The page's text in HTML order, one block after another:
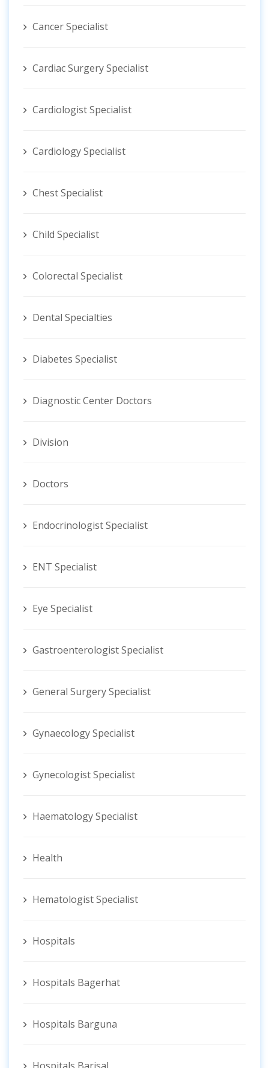
Cancer Specialist
Cardiac Surgery Specialist
Cardiologist Specialist
Cardiology Specialist
Chest Specialist
Child Specialist
Colorectal Specialist
Dental Specialties
Diabetes Specialist
Diagnostic Center Doctors
Division
Doctors
Endocrinologist Specialist
ENT Specialist
Eye Specialist
Gastroenterologist Specialist
General Surgery Specialist
Gynaecology Specialist
Gynecologist ‍Specialist
Haematology Specialist
Health
Hematologist ‍Specialist
Hospitals
Hospitals Bagerhat
Hospitals Barguna